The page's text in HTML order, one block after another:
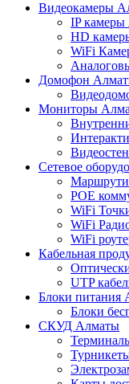
Видеокамеры
IP
HD
WiFi
Домофон
Мониторы
Сетевое
POE
WiFi
WiFi
WiFi
Кабельная
UTP
Блоки питания
Блоки
СКУД Алматы